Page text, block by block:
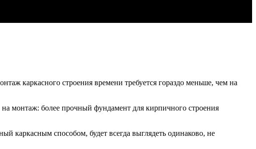
каркасного строения времени требуется гораздо меньше, чем на
на монтаж: более прочный фундамент для кирпичного строения
каркасным способом, будет всегда выглядеть одинаково, не